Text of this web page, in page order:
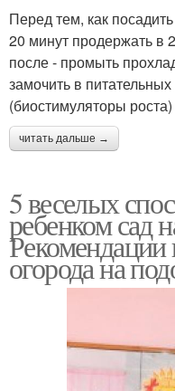
Перед тем, как
20 минут продержать в
после - промыть
замочить в
(биостимуляторы
читать дальше →
5 веселых
ребенком сад
Рекомендации
огорода на